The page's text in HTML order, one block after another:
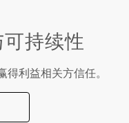
持续性
利益相关方信任。